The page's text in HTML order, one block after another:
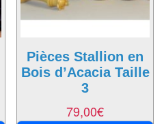
Pièces Stallion en
Bois d’Acacia Taille
3
79,00€